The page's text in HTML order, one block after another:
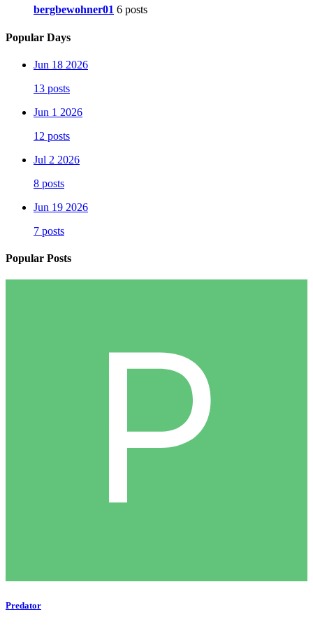
bergbewohner01 6 posts
Popular Days
Jun 18 2026
13 posts
Jun 1 2026
12 posts
Jul 2 2026
8 posts
Jun 19 2026
7 posts
Popular Posts
Predator